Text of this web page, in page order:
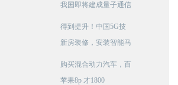
我国即将建成量子通信
得到提升！中国5G技
新房装修，安装智能马
购买混合动力汽车，百
苹果8p 才1800